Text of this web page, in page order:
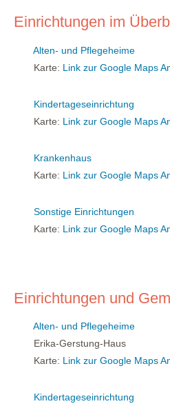
Einrichtungen im
Alten- und Pflegeheime
Karte: Link zur Google Maps
Kindertageseinrichtung
Karte: Link zur Google Maps
Krankenhaus
Karte: Link zur Google Maps
Sonstige Einrichtungen
Karte: Link zur Google Maps
Einrichtungen und
Alten- und Pflegeheime
Erika-Gerstung-Haus
Karte: Link zur Google Maps
Kindertageseinrichtung